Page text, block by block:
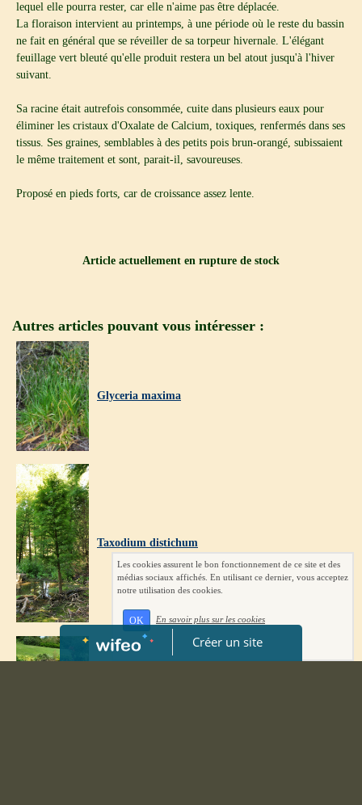
lequel elle pourra rester, car elle n'aime pas être déplacée.
La floraison intervient au printemps, à une période où le reste du bassin
ne fait en général que se réveiller de sa torpeur hivernale. L'élégant
feuillage vert bleuté qu'elle produit restera un bel atout jusqu'à l'hiver
suivant.
Sa racine était autrefois consommée, cuite dans plusieurs eaux pour
éliminer les cristaux d'Oxalate de Calcium, toxiques, renfermés dans ses
tissus. Ses graines, semblables à des petits pois brun-orangé, subissaient
le même traitement et sont, parait-il, savoureuses.
Proposé en pieds forts, car de croissance assez lente.
Article actuellement en rupture de stock
Autres articles pouvant vous intéresser :
Glyceria maxima
Taxodium distichum
Créer un site
Les cookies assurent le bon fonctionnement de ce site et des
médias sociaux affichés. En utilisant ce dernier, vous acceptez
notre utilisation des cookies.
OK En savoir plus sur les cookies